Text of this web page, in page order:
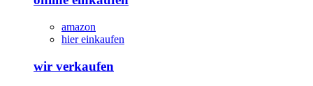
amazon
hier einkaufen
wir verkaufen